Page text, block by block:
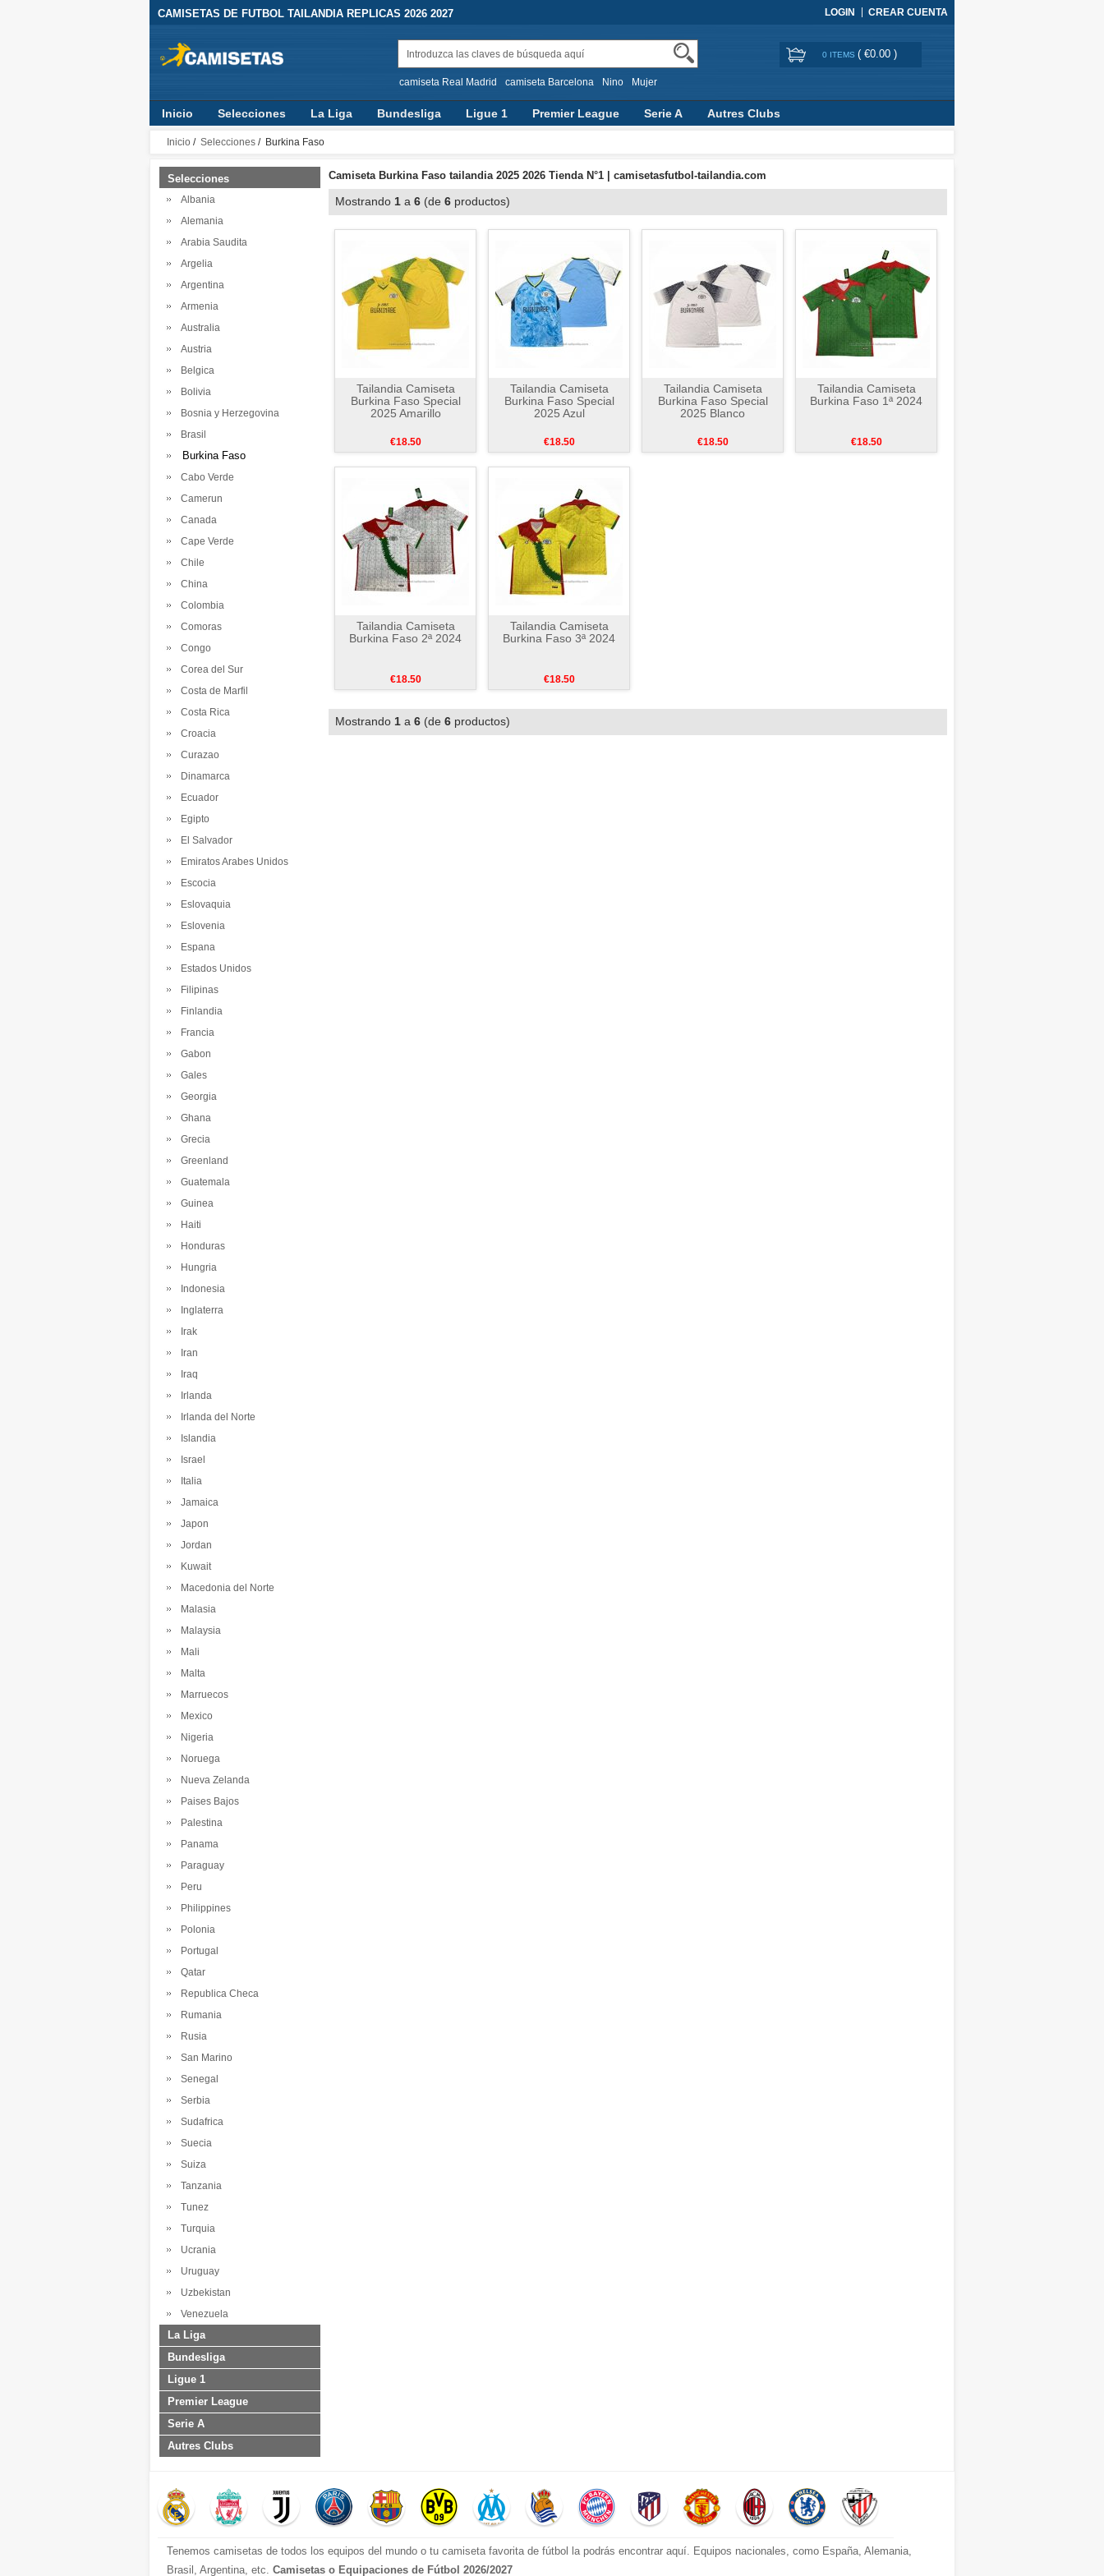
CAMISETAS DE FUTBOL TAILANDIA REPLICAS 2026 2027 LOGIN CREAR CUENTA
camiseta Real Madrid camiseta Barcelona Nino Mujer
0 ITEMS ( €0.00 )
Inicio Selecciones La Liga Bundesliga Ligue 1 Premier League Serie A Autres Clubs
Inicio / Selecciones / Burkina Faso
Selecciones
Albania
Alemania
Arabia Saudita
Argelia
Argentina
Armenia
Australia
Austria
Belgica
Bolivia
Bosnia y Herzegovina
Brasil
Burkina Faso
Cabo Verde
Camerun
Canada
Cape Verde
Chile
China
Colombia
Comoras
Congo
Corea del Sur
Costa de Marfil
Costa Rica
Croacia
Curazao
Dinamarca
Ecuador
Egipto
El Salvador
Emiratos Arabes Unidos
Escocia
Eslovaquia
Eslovenia
Espana
Estados Unidos
Filipinas
Finlandia
Francia
Gabon
Gales
Georgia
Ghana
Grecia
Greenland
Guatemala
Guinea
Haiti
Honduras
Hungria
Indonesia
Inglaterra
Irak
Iran
Iraq
Irlanda
Irlanda del Norte
Islandia
Israel
Italia
Jamaica
Japon
Jordan
Kuwait
Macedonia del Norte
Malasia
Malaysia
Mali
Malta
Marruecos
Mexico
Nigeria
Noruega
Nueva Zelanda
Paises Bajos
Palestina
Panama
Paraguay
Peru
Philippines
Polonia
Portugal
Qatar
Republica Checa
Rumania
Rusia
San Marino
Senegal
Serbia
Sudafrica
Suecia
Suiza
Tanzania
Tunez
Turquia
Ucrania
Uruguay
Uzbekistan
Venezuela
La Liga
Bundesliga
Ligue 1
Premier League
Serie A
Autres Clubs
Camiseta Burkina Faso tailandia 2025 2026 Tienda N°1 | camisetasfutbol-tailandia.com
Mostrando 1 a 6 (de 6 productos)
Tailandia Camiseta
Burkina Faso Special
2025 Amarillo
€18.50
Tailandia Camiseta
Burkina Faso Special
2025 Azul
€18.50
Tailandia Camiseta
Burkina Faso Special
2025 Blanco
€18.50
Tailandia Camiseta
Burkina Faso 1ª 2024
€18.50
Tailandia Camiseta
Burkina Faso 2ª 2024
€18.50
Tailandia Camiseta
Burkina Faso 3ª 2024
€18.50
Mostrando 1 a 6 (de 6 productos)
Tenemos camisetas de todos los equipos del mundo o tu camiseta favorita de fútbol la podrás encontrar aquí. Equipos nacionales, como España, Alemania,
Brasil, Argentina, etc. Camisetas o Equipaciones de Fútbol 2026/2027